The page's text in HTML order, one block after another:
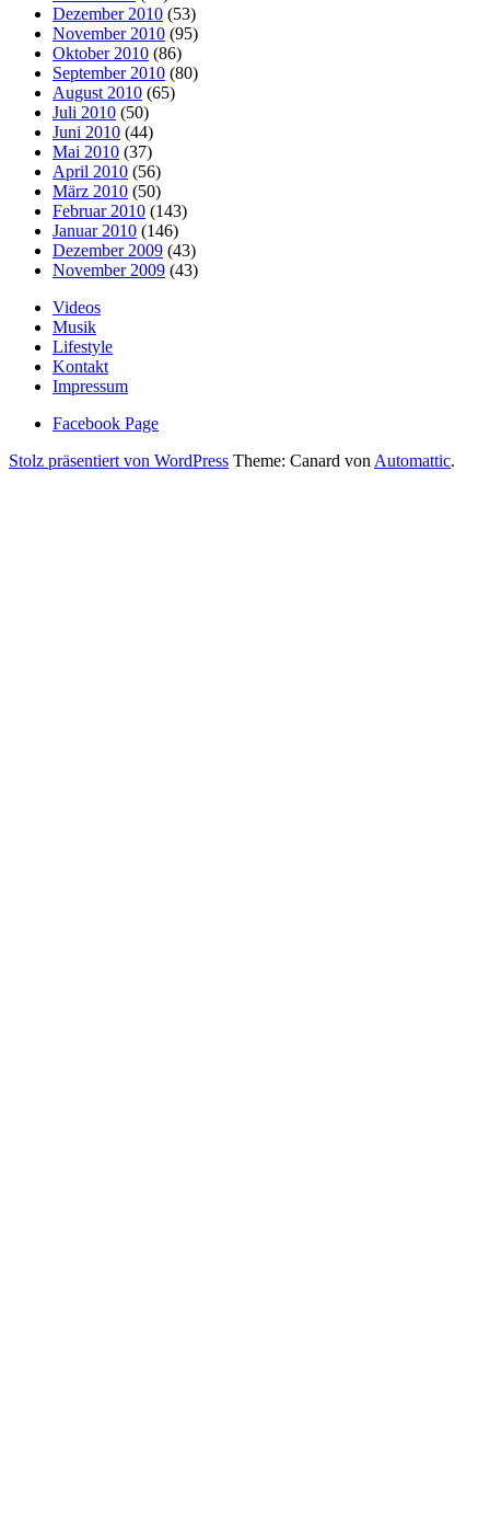
Dezember 2010 (53)
November 2010 (95)
Oktober 2010 (86)
September 2010 (80)
August 2010 (65)
Juli 2010 (50)
Juni 2010 (44)
Mai 2010 (37)
April 2010 (56)
März 2010 (50)
Februar 2010 (143)
Januar 2010 (146)
Dezember 2009 (43)
November 2009 (43)
Videos
Musik
Lifestyle
Kontakt
Impressum
Facebook Page
Stolz präsentiert von WordPress Theme: Canard von Automattic.